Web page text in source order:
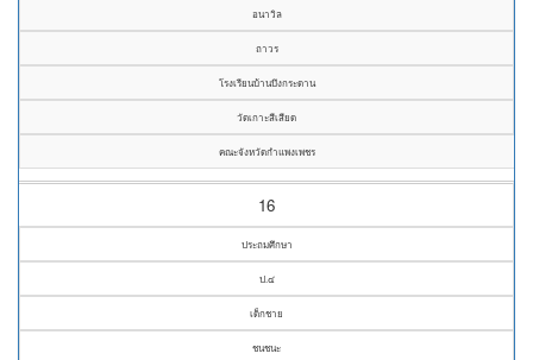
อนาวิล
ถาวร
โรงเรียนบ้านบึงกระดาน
วัดเกาะสีเสียด
คณะจังหวัดกำแพงเพชร
16
ประถมศึกษา
ป.๔
เด็กชาย
ชนชนะ